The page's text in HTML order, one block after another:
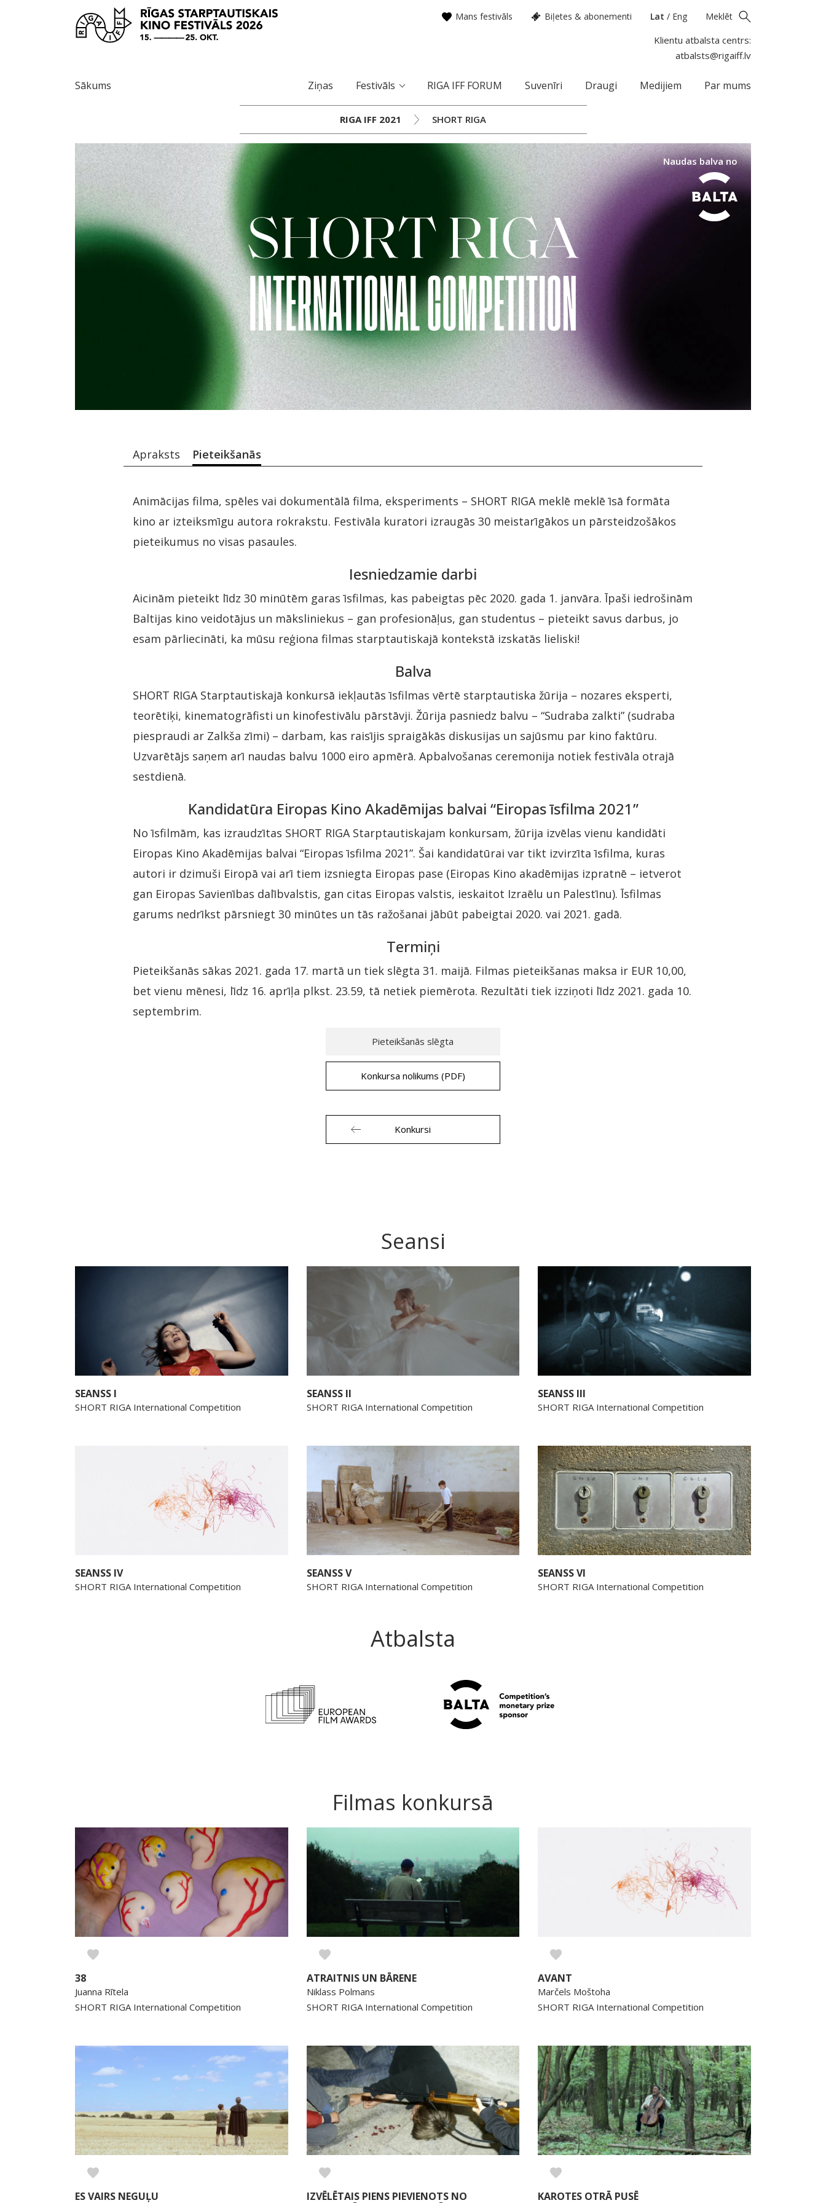
Mans festivāls Biļetes & abonementi Lat / Eng Meklēt
Klientu atbalsta centrs:
atbalsts@rigaiff.lv
Sākums Ziņas Festivāls RIGA IFF FORUM Suvenīri Draugi Medijiem Par mums
RIGA IFF 2021 SHORT RIGA
Naudas balva no
Apraksts Pieteikšanās
Animācijas filma, spēles vai dokumentālā filma, eksperiments – SHORT RIGA meklē meklē īsā formāta
kino ar izteiksmīgu autora rokrakstu. Festivāla kuratori izraugās 30 meistarīgākos un pārsteidzošākos
pieteikumus no visas pasaules.
Iesniedzamie darbi
Aicinām pieteikt līdz 30 minūtēm garas īsfilmas, kas pabeigtas pēc 2020. gada 1. janvāra. Īpaši iedrošinām
Baltijas kino veidotājus un māksliniekus – gan profesionāļus, gan studentus – pieteikt savus darbus, jo
esam pārliecināti, ka mūsu reģiona filmas starptautiskajā kontekstā izskatās lieliski!
Balva
SHORT RIGA Starptautiskajā konkursā iekļautās īsfilmas vērtē starptautiska žūrija – nozares eksperti,
teorētiķi, kinematogrāfisti un kinofestivālu pārstāvji. Žūrija pasniedz balvu – “Sudraba zalkti” (sudraba
piespraudi ar Zalkša zīmi) – darbam, kas raisījis spraigākās diskusijas un sajūsmu par kino faktūru.
Uzvarētājs saņem arī naudas balvu 1000 eiro apmērā. Apbalvošanas ceremonija notiek festivāla otrajā
sestdienā.
Kandidatūra Eiropas Kino Akadēmijas balvai “Eiropas īsfilma 2021”
No īsfilmām, kas izraudzītas SHORT RIGA Starptautiskajam konkursam, žūrija izvēlas vienu kandidāti
Eiropas Kino Akadēmijas balvai “Eiropas īsfilma 2021”. Šai kandidatūrai var tikt izvirzīta īsfilma, kuras
autori ir dzimuši Eiropā vai arī tiem izsniegta Eiropas pase (Eiropas Kino akadēmijas izpratnē – ietverot
gan Eiropas Savienības dalībvalstis, gan citas Eiropas valstis, ieskaitot Izraēlu un Palestīnu). Īsfilmas
garums nedrīkst pārsniegt 30 minūtes un tās ražošanai jābūt pabeigtai 2020. vai 2021. gadā.
Termiņi
Pieteikšanās sākas 2021. gada 17. martā un tiek slēgta 31. maijā. Filmas pieteikšanas maksa ir EUR 10,00,
bet vienu mēnesi, līdz 16. aprīļa plkst. 23.59, tā netiek piemērota. Rezultāti tiek izziņoti līdz 2021. gada 10.
septembrim.
Pieteikšanās slēgta
Konkursa nolikums (PDF)
Konkursi
Seansi
SEANSS I
SHORT RIGA International Competition
SEANSS II
SHORT RIGA International Competition
SEANSS III
SHORT RIGA International Competition
SEANSS IV
SHORT RIGA International Competition
SEANSS V
SHORT RIGA International Competition
SEANSS VI
SHORT RIGA International Competition
Atbalsta
Filmas konkursā
38
Juanna Rītela
SHORT RIGA International Competition
ATRAITNIS UN BĀRENE
Niklass Polmans
SHORT RIGA International Competition
AVANT
Marčels Moštoha
SHORT RIGA International Competition
ES VAIRS NEGUĻU
IZVĒLĒTAIS PIENS PIEVIENOTS NO
KAROTES OTRĀ PUSĒ